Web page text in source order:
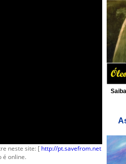
neste site: [ http://pt.savefrom.net
é online.